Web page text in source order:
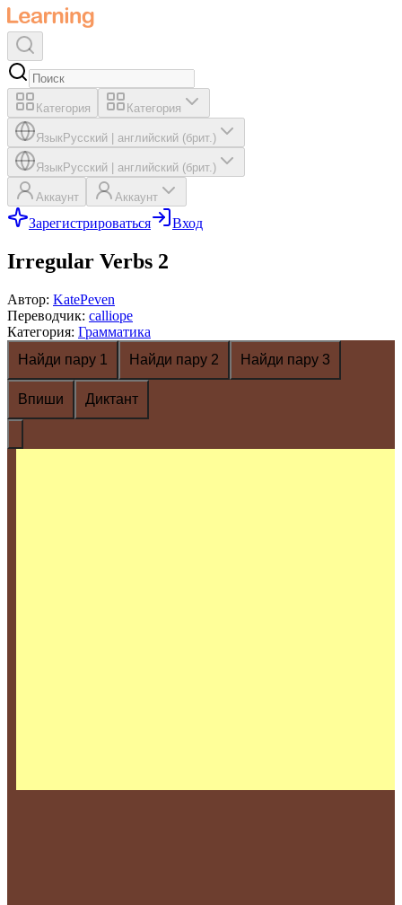
Категория Категория
ЯзыкРусский английский (брит.)
ЯзыкРусский английский (брит.)
Аккаунт Аккаунт
Зарегистрироваться Вход
Irregular Verbs 2
Автор: KatePeven
Переводчик: calliope
Категория: Грамматика
Найди пару 1
Найди пару 2 Найди пару 3
Впиши Диктант